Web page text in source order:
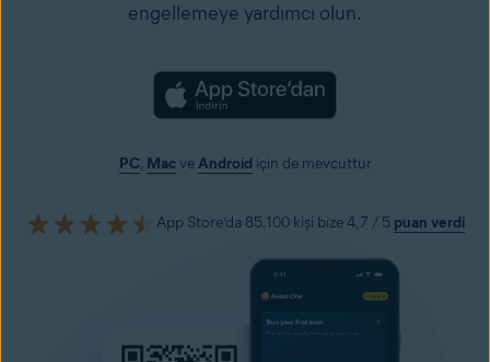
engellemeye yardımcı olun.
PC, MacveAndroid için de mevcuttur
App Store’da 85.100 kişi bize 4,7 / 5 puan verdi